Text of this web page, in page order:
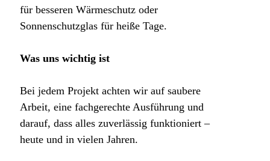
für besseren Wärmeschutz oder
Sonnenschutzglas für heiße Tage.
Was uns wichtig ist
Bei jedem Projekt achten wir auf saubere
Arbeit, eine fachgerechte Ausführung und
darauf, dass alles zuverlässig funktioniert –
heute und in vielen Jahren.